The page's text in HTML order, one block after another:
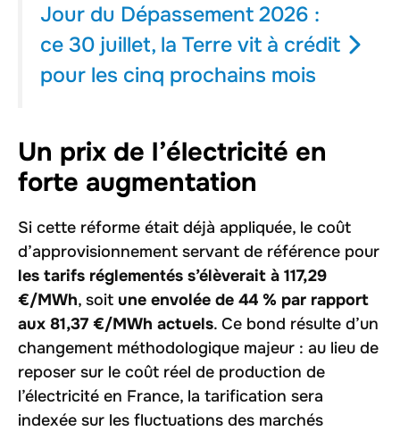
Jour du Dépassement 2026 :
ce 30 juillet, la Terre vit à crédit
pour les cinq prochains mois
Un prix de l’électricité en
forte augmentation
Si cette réforme était déjà appliquée, le coût
d’approvisionnement servant de référence pour
les tarifs réglementés s’élèverait à 117,29
€/MWh, soit une envolée de 44 % par rapport
aux 81,37 €/MWh actuels. Ce bond résulte d’un
changement méthodologique majeur : au lieu de
reposer sur le coût réel de production de
l’électricité en France, la tarification sera
indexée sur les fluctuations des marchés